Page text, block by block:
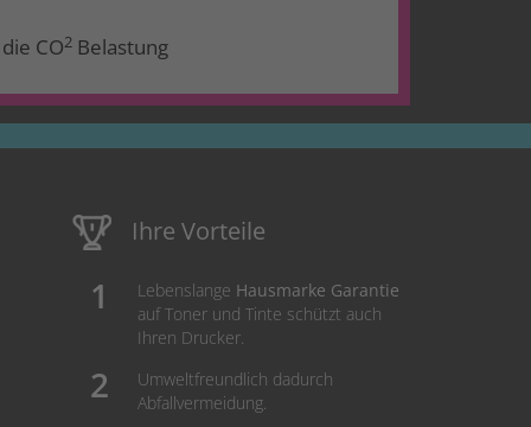
CO2 Belastung
Ihre Vorteile
Lebenslange Hausmarke Garantie
auf Toner und Tinte schützt auch
Ihren Drucker.
Umweltfreundlich dadurch
Abfallvermeidung.